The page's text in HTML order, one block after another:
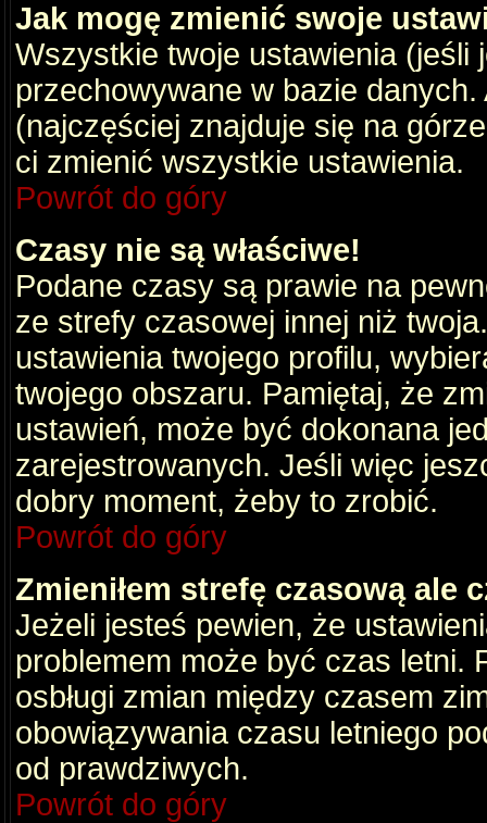
Jak mogę zmienić swoje
Wszystkie twoje ustawienia (jeśli
przechowywane w bazie
(najczęściej znajduje się na
ci zmienić wszystkie ustawienia.
Powrót do góry
Czasy nie są właściwe!
Podane czasy są prawie na
ze strefy czasowej innej niż
ustawienia twojego profilu,
twojego obszaru. Pamiętaj, że
ustawień, może być dokonana
zarejestrowanych. Jeśli więc
dobry moment, żeby to zrobić.
Powrót do góry
Zmieniłem strefę czasową ale
Jeżeli jesteś pewien, że
problemem może być czas letni.
osbługi zmian między czasem
obowiązywania czasu letniego
od prawdziwych.
Powrót do góry